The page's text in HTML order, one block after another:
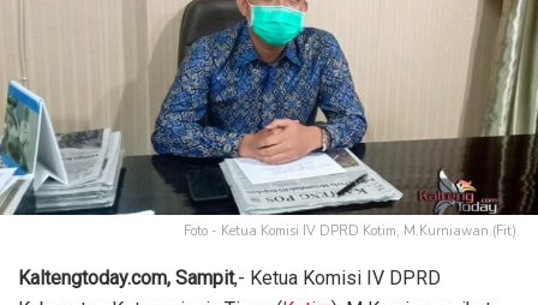
Foto - Ketua Komisi IV DPRD Kotim, M.Kurniawan.(Fit).
Kaltengtoday.com, Sampit,- Ketua Komisi IV DPRD